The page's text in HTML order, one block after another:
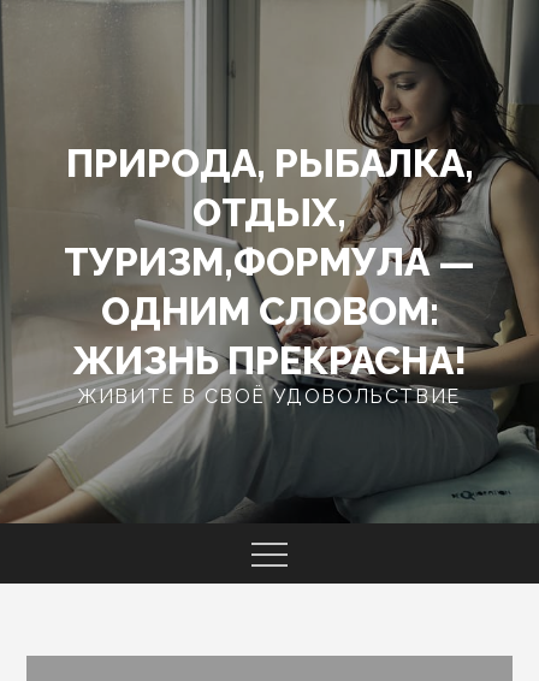
ПРИРОДА, РЫБАЛКА,
ОТДЫХ,
ТУРИЗМ,ФОРМУЛА —
ОДНИМ СЛОВОМ:
ЖИЗНЬ ПРЕКРАСНА!
ЖИВИТЕ В СВОЁ УДОВОЛЬСТВИЕ